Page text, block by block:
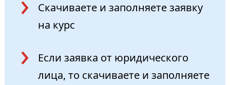
Скачиваете и заполняетезаявку
на курс
Если заявка от юридического
лица, то скачиваете и заполняете